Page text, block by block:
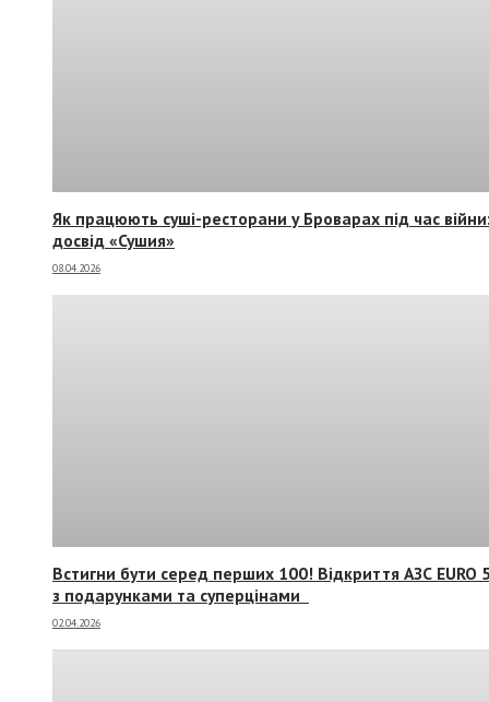
Як працюють суші-ресторани у Броварах під час
досвід «Сушия»
08.04.2026
Встигни бути серед перших 100! Відкриття АЗС EURO
з подарунками та суперцінами
02.04.2026